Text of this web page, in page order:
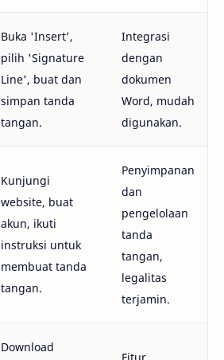
Buka 'Insert',
pilih 'Signature
Line', buat dan
simpan tanda
tangan.
Integrasi
dengan
dokumen
Word, mudah
digunakan.
Kunjungi
website, buat
akun, ikuti
instruksi untuk
membuat tanda
tangan.
Penyimpanan
dan
pengelolaan
tanda
tangan,
legalitas
terjamin.
Download